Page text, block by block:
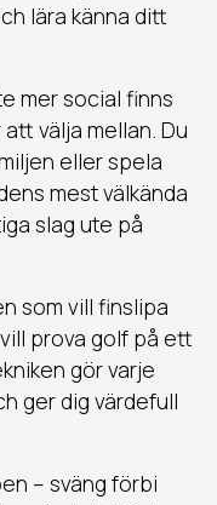
lära känna ditt
mer social finns
välja mellan. Du
eller spela
mest välkända
slag ute på
som vill finslipa
prova golf på ett
gör varje
ger dig värdefull
– sväng förbi